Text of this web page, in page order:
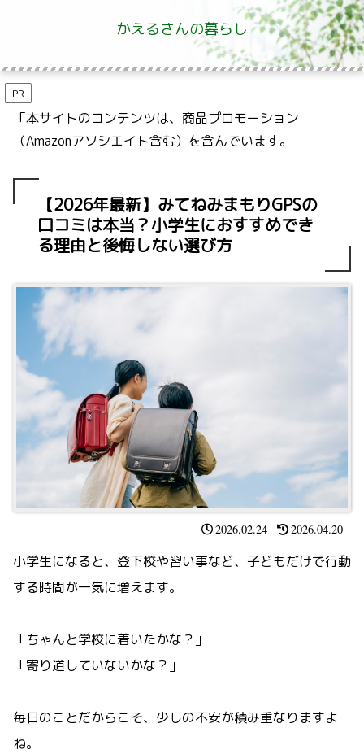
かえるさんの暮らし
PR
「本サイトのコンテンツは、商品プロモーション
（Amazonアソシエイト含む）を含んでいます。
【2026年最新】みてねみまもりGPSの
口コミは本当？小学生におすすめでき
る理由と後悔しない選び方
2026.02.24 2026.04.20
小学生になると、登下校や習い事など、子どもだけで行動
する時間が一気に増えます。
「ちゃんと学校に着いたかな？」
「寄り道していないかな？」
毎日のことだからこそ、少しの不安が積み重なりますよ
ね。